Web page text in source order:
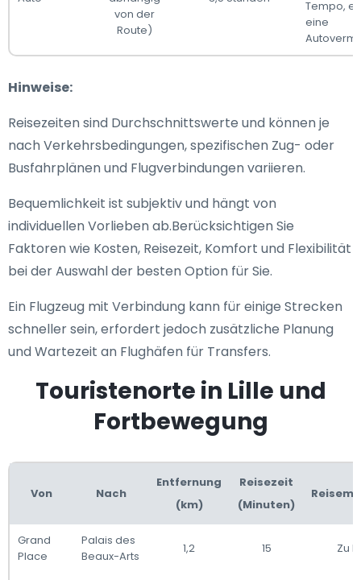
von der
Route)
Tempo,
eine
Hinweise:
Reisezeiten sind Durchschnittswerte und können je
nach Verkehrsbedingungen, spezifischen Zug- oder
Busfahrplänen und Flugverbindungen variieren.
Bequemlichkeit ist subjektiv und hängt von
individuellen Vorlieben ab.Berücksichtigen Sie
Faktoren wie Kosten, Reisezeit, Komfort und Flexibilität
bei der Auswahl der besten Option für Sie.
Ein Flugzeug mit Verbindung kann für einige Strecken
schneller sein, erfordert jedoch zusätzliche Planung
und Wartezeit an Flughäfen für Transfers.
Touristenorte in Lille und
Fortbewegung
Von Nach
Entfernung
(km)
Reisezeit
(Minuten)
Grand
Place
Palais des
Beaux-Arts
1,2 15 Zu